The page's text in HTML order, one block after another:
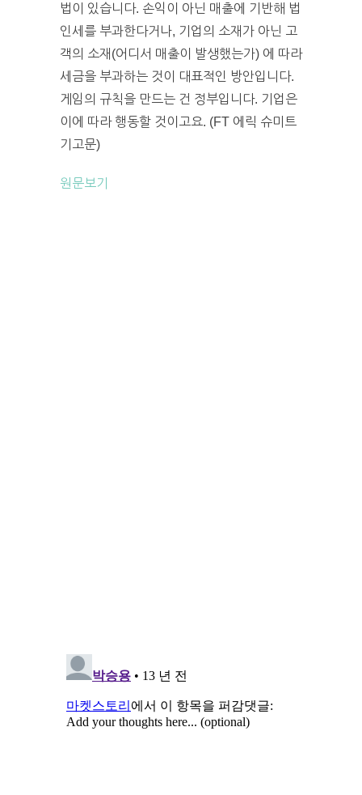
법이 있습니다. 손익이 아닌 매출에 기반해 법
인세를 부과한다거나, 기업의 소재가 아닌 고
객의 소재(어디서 매출이 발생했는가) 에 따라
세금을 부과하는 것이 대표적인 방안입니다.
게임의 규칙을 만드는 건 정부입니다. 기업은
이에 따라 행동할 것이고요. (FT 에릭 슈미트
기고문)
원문보기